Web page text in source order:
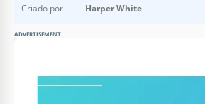
Criado por
Harper White
ADVERTISEMENT